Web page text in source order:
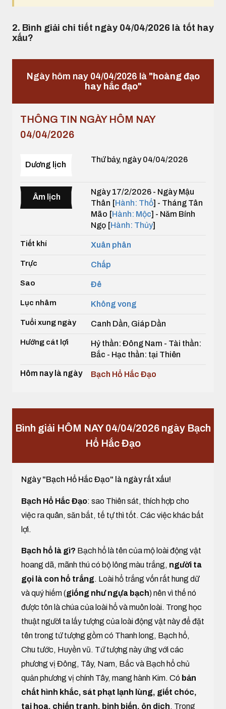
2. Bình giải chi tiết ngày 04/04/2026 là tốt hay
xấu?
Ngày hôm nay 04/04/2026 là "hoàng đạo
hay hắc đạo"
THÔNG TIN NGÀY HÔM NAY
04/04/2026
Dương lịch
Thứ bảy, ngày 04/04/2026
Âm lịch
Ngày 17/2/2026 - Ngày Mậu
Thân [Hành: Thổ] - Tháng Tân
Mão [Hành: Mộc] - Năm Bính
Ngọ [Hành: Thủy]
Tiết khí Xuân phân
Trực Chấp
Sao Đê
Lục nhâm Không vong
Tuổi xung ngày Canh Dần, Giáp Dần
Hướng cát lợi
Hỷ thần: Đông Nam - Tài thần:
Bắc - Hạc thần: tại Thiên
Hôm nay là ngày Bạch Hổ Hắc Đạo
Bình giải HÔM NAY 04/04/2026 ngày Bạch
Hổ Hắc Đạo
Ngày "Bạch Hổ Hắc Đạo" là ngày rất xấu!
Bạch Hổ Hắc Đạo: sao Thiên sát, thích hợp cho
việc ra quân, săn bắt, tế tự thì tốt. Các việc khác bất
lợi.
Bạch hổ là gì? Bạch hổ là tên của mộ loài động vật
hoang dã, mãnh thú có bộ lông màu trắng, người ta
gọi là con hổ trắng. Loài hổ trắng vốn rất hung dữ
và quý hiếm (giống như ngựa bạch) nên vì thế nó
được tôn là chúa của loài hổ và muôn loài. Trong học
thuật người ta lấy tượng của loài động vật này để đặt
tên trong tứ tượng gồm có Thanh long, Bạch hổ,
Chu tước, Huyền vũ. Tứ tượng này ứng với các
phương vị Đông, Tây, Nam, Bắc và Bạch hổ chủ
quản phương vị chính Tây, mang hành Kim. Có bản
chất hình khắc, sát phạt lạnh lùng, giết chóc,
tai họa, chiến tranh, binh biến, ôn dịch. Trong